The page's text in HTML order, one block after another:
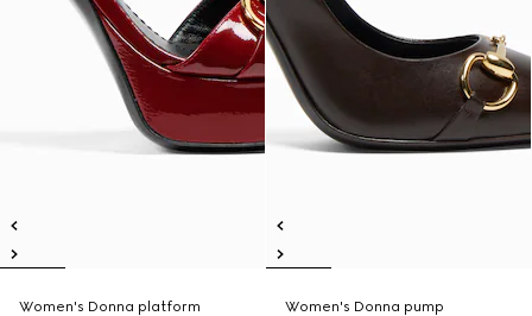
Women's Donna platform
Women's Donna pump